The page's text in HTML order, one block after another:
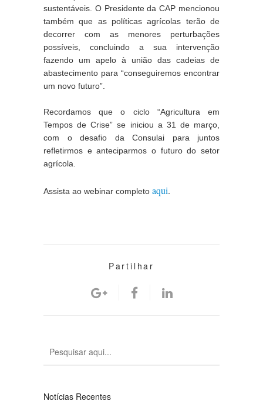
sustentáveis. O Presidente da CAP mencionou
também que as políticas agrícolas terão de
decorrer com as menores perturbações
possíveis, concluindo a sua intervenção
fazendo um apelo à união das cadeias de
abastecimento para “conseguiremos encontrar
um novo futuro”.
Recordamos que o ciclo “Agricultura em
Tempos de Crise” se iniciou a 31 de março,
com o desafio da Consulai para juntos
refletirmos e anteciparmos o futuro do setor
agrícola.
Assista ao webinar completo aqui.
Partilhar
Notícias Recentes